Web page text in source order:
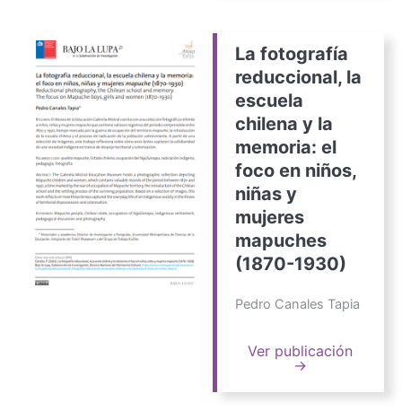
La fotografía
reduccional, la
escuela
chilena y la
memoria: el
foco en niños,
niñas y
mujeres
mapuches
(1870-1930)
Pedro Canales Tapia
Ver publicación
→